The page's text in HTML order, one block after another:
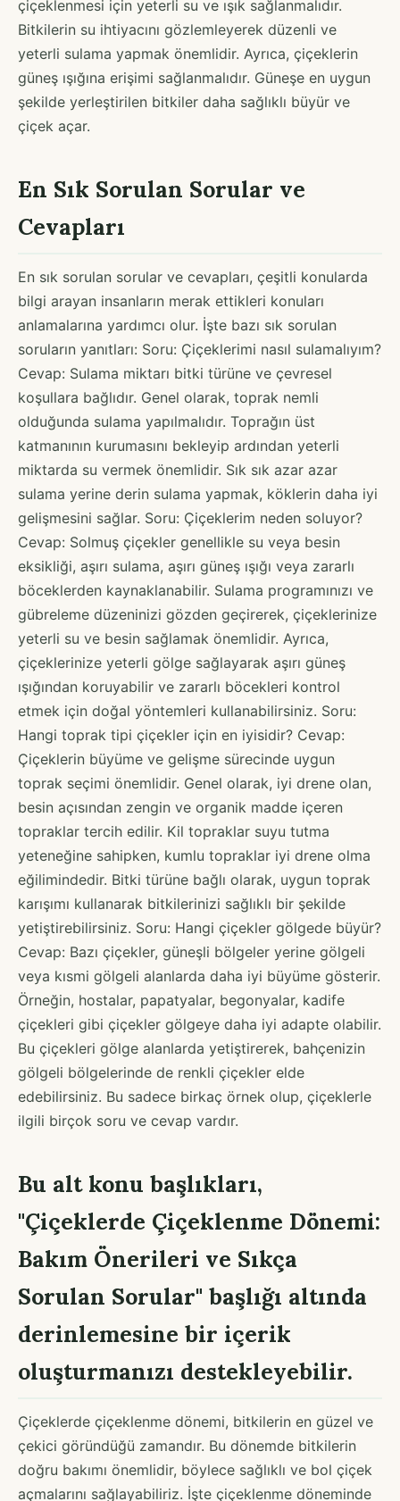
çiçeklenmesi için yeterli su ve ışık sağlanmalıdır.
Bitkilerin su ihtiyacını gözlemleyerek düzenli ve
yeterli sulama yapmak önemlidir. Ayrıca, çiçeklerin
güneş ışığına erişimi sağlanmalıdır. Güneşe en uygun
şekilde yerleştirilen bitkiler daha sağlıklı büyür ve
çiçek açar.
En Sık Sorulan Sorular ve
Cevapları
En sık sorulan sorular ve cevapları, çeşitli konularda
bilgi arayan insanların merak ettikleri konuları
anlamalarına yardımcı olur. İşte bazı sık sorulan
soruların yanıtları: Soru: Çiçeklerimi nasıl sulamalıyım?
Cevap: Sulama miktarı bitki türüne ve çevresel
koşullara bağlıdır. Genel olarak, toprak nemli
olduğunda sulama yapılmalıdır. Toprağın üst
katmanının kurumasını bekleyip ardından yeterli
miktarda su vermek önemlidir. Sık sık azar azar
sulama yerine derin sulama yapmak, köklerin daha iyi
gelişmesini sağlar. Soru: Çiçeklerim neden soluyor?
Cevap: Solmuş çiçekler genellikle su veya besin
eksikliği, aşırı sulama, aşırı güneş ışığı veya zararlı
böceklerden kaynaklanabilir. Sulama programınızı ve
gübreleme düzeninizi gözden geçirerek, çiçeklerinize
yeterli su ve besin sağlamak önemlidir. Ayrıca,
çiçeklerinize yeterli gölge sağlayarak aşırı güneş
ışığından koruyabilir ve zararlı böcekleri kontrol
etmek için doğal yöntemleri kullanabilirsiniz. Soru:
Hangi toprak tipi çiçekler için en iyisidir? Cevap:
Çiçeklerin büyüme ve gelişme sürecinde uygun
toprak seçimi önemlidir. Genel olarak, iyi drene olan,
besin açısından zengin ve organik madde içeren
topraklar tercih edilir. Kil topraklar suyu tutma
yeteneğine sahipken, kumlu topraklar iyi drene olma
eğilimindedir. Bitki türüne bağlı olarak, uygun toprak
karışımı kullanarak bitkilerinizi sağlıklı bir şekilde
yetiştirebilirsiniz. Soru: Hangi çiçekler gölgede büyür?
Cevap: Bazı çiçekler, güneşli bölgeler yerine gölgeli
veya kısmi gölgeli alanlarda daha iyi büyüme gösterir.
Örneğin, hostalar, papatyalar, begonyalar, kadife
çiçekleri gibi çiçekler gölgeye daha iyi adapte olabilir.
Bu çiçekleri gölge alanlarda yetiştirerek, bahçenizin
gölgeli bölgelerinde de renkli çiçekler elde
edebilirsiniz. Bu sadece birkaç örnek olup, çiçeklerle
ilgili birçok soru ve cevap vardır.
Bu alt konu başlıkları,
"Çiçeklerde Çiçeklenme Dönemi:
Bakım Önerileri ve Sıkça
Sorulan Sorular" başlığı altında
derinlemesine bir içerik
oluşturmanızı destekleyebilir.
Çiçeklerde çiçeklenme dönemi, bitkilerin en güzel ve
çekici göründüğü zamandır. Bu dönemde bitkilerin
doğru bakımı önemlidir, böylece sağlıklı ve bol çiçek
açmalarını sağlayabiliriz. İşte çiçeklenme döneminde